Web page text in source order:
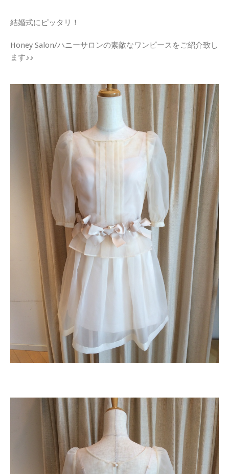
結婚式にピッタリ！
Honey Salon/ハニーサロンの素敵なワンピースをご紹介致し
ます♪♪